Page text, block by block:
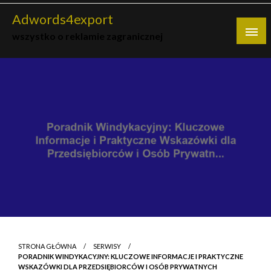
Skip
Adwords4export
STRONA GŁÓWNA
SERWISY
PORADNIK WINDYKACYJNY: KLUCZOWE INFORMACJE I PRAKTYCZNE
WSKAZÓWKI DLA PRZEDSIĘBIORCÓW I OSÓB PRYWATNYCH